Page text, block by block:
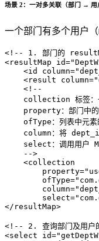
场景 2：一对多关联（部门 → 用
一个部门有多个用户（
<!-- 1. 部门的
<resultMap id=
<id column=
<result column=
<!--
collection 标签：
property：部门中的
ofType：列表中元素
column：将
select：调用用户
    -->
<collection
property=
ofType=
column=
select=
</ resultMap>
<!-- 2. 查询部门及用户
<select id=